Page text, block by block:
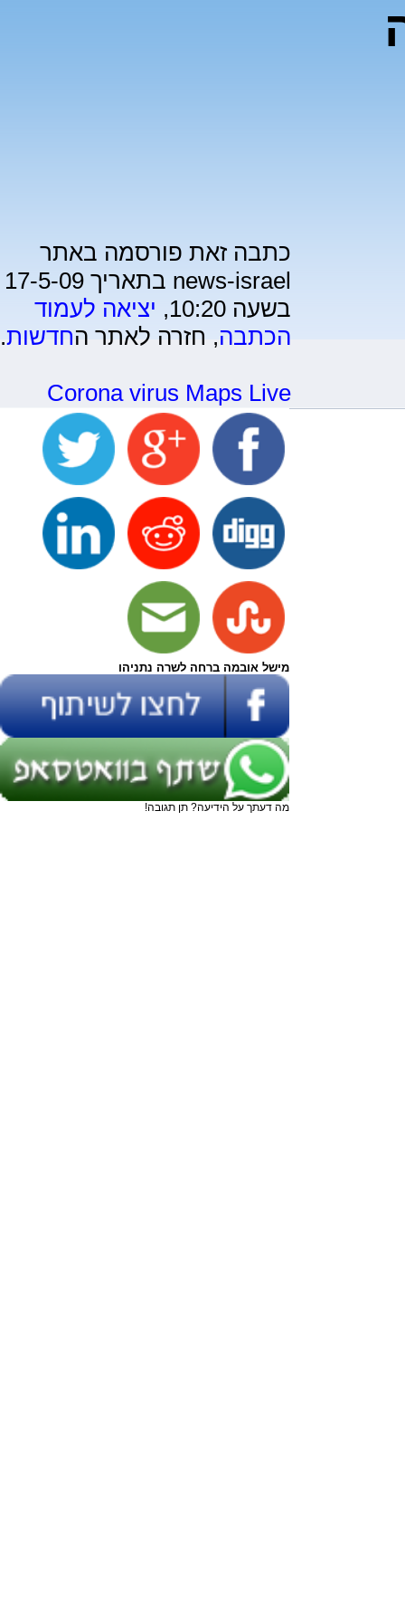
כתבה זאת פורסמה באתר
news-israel בתאריך 17-5-09
בשעה 10:20,
יציאה לעמוד
הכתבה, חזרה לאתר החדשות.
Corona virus Maps Live
מישל אובמה ברחה לשרה נתניהו
מה דעתך על הידיעה? תן תגובה!